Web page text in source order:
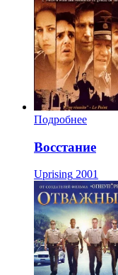
Подробнее
Восстание
Uprising 2001